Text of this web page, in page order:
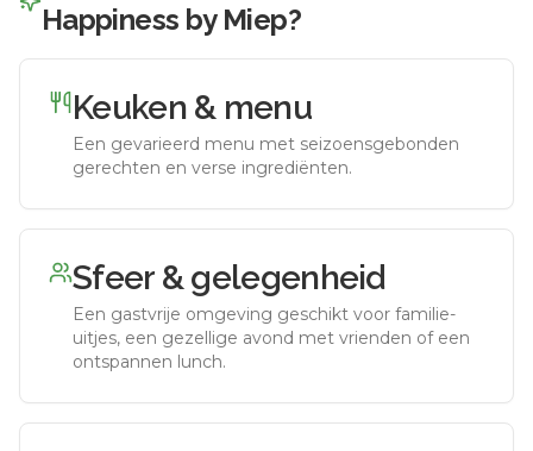
Happiness by Miep?
Keuken & menu
Een gevarieerd menu met seizoensgebonden
gerechten en verse ingrediënten.
Sfeer & gelegenheid
Een gastvrije omgeving geschikt voor familie-
uitjes, een gezellige avond met vrienden of een
ontspannen lunch.